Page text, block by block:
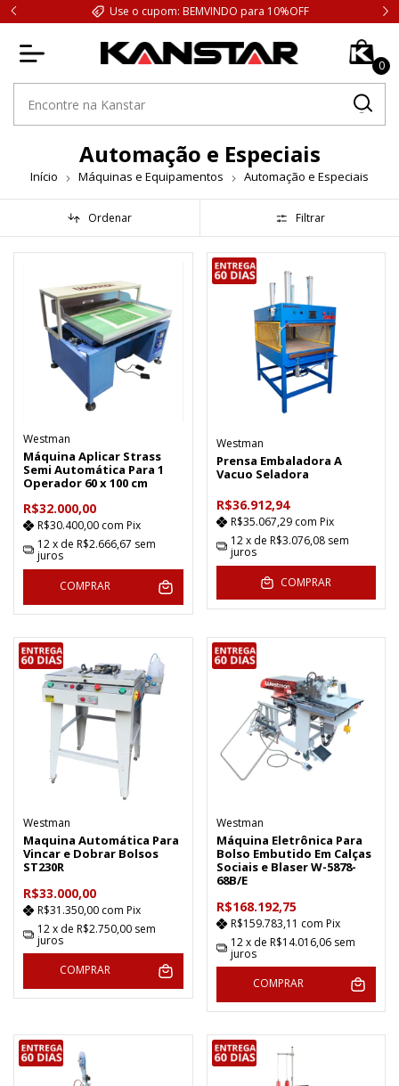
Use o cupom: BEMVINDO para 10%OFF
0
Automação e Especiais
Início Máquinas e Equipamentos Automação e Especiais
Ordenar Filtrar
Westman
Máquina Aplicar Strass
Semi Automática Para 1
Operador 60 x 100 cm
R$32.000,00
R$30.400,00 com Pix
12x de R$2.666,67 sem
juros
COMPRAR
Westman
Prensa Embaladora A
Vacuo Seladora
R$36.912,94
R$35.067,29 com Pix
12 x de R$3.076,08 sem
juros
COMPRAR
Westman
Maquina Automática Para
Vincar e Dobrar Bolsos
ST230R
R$33.000,00
R$31.350,00 com Pix
12x de R$2.750,00 sem
juros
COMPRAR
Westman
Máquina Eletrônica Para
Bolso Embutido Em Calças
Sociais e Blaser W-5878-
68B/E
R$168.192,75
R$159.783,11 com Pix
12 x de R$14.016,06 sem
juros
COMPRAR